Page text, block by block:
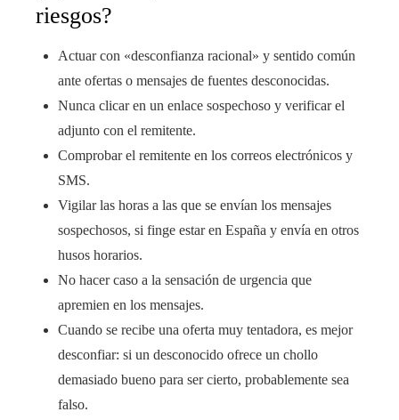
riesgos?
Actuar con «desconfianza racional» y sentido común
ante ofertas o mensajes de fuentes desconocidas.
Nunca clicar en un enlace sospechoso y verificar el
adjunto con el remitente.
Comprobar el remitente en los correos electrónicos y
SMS.
Vigilar las horas a las que se envían los mensajes
sospechosos, si finge estar en España y envía en otros
husos horarios.
No hacer caso a la sensación de urgencia que
apremien en los mensajes.
Cuando se recibe una oferta muy tentadora, es mejor
desconfiar: si un desconocido ofrece un chollo
demasiado bueno para ser cierto, probablemente sea
falso.